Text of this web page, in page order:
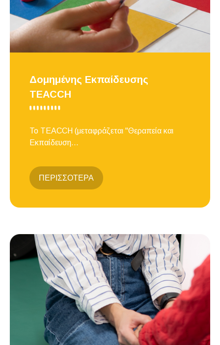
Δομημένης Εκπαίδευσης
TEACCH
Το TEACCH (μεταφράζεται "Θεραπεία και
Εκπαίδευση...
ΠΕΡΙΣΣΟΤΕΡΑ